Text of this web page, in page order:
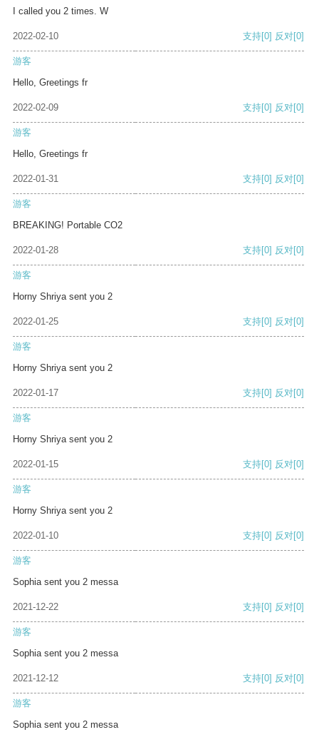
I called you 2 times. W
2022-02-10 支持[0] 反对[0]
游客
Hello, Greetings fr
2022-02-09 支持[0] 反对[0]
游客
Hello, Greetings fr
2022-01-31 支持[0] 反对[0]
游客
BREAKING! Portable CO2
2022-01-28 支持[0] 反对[0]
游客
Horny Shriya sent you 2
2022-01-25 支持[0] 反对[0]
游客
Horny Shriya sent you 2
2022-01-17 支持[0] 反对[0]
游客
Horny Shriya sent you 2
2022-01-15 支持[0] 反对[0]
游客
Horny Shriya sent you 2
2022-01-10 支持[0] 反对[0]
游客
Sophia sent you 2 messa
2021-12-22 支持[0] 反对[0]
游客
Sophia sent you 2 messa
2021-12-12 支持[0] 反对[0]
游客
Sophia sent you 2 messa